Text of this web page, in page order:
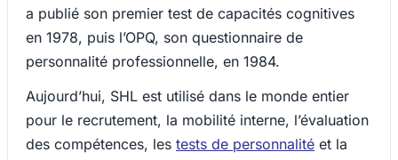
a publié son premier test de capacités cognitives
en 1978, puis l’OPQ, son questionnaire de
personnalité professionnelle, en 1984.
Aujourd’hui, SHL est utilisé dans le monde entier
pour le recrutement, la mobilité interne, l’évaluation
des compétences, les tests de personnalité et la